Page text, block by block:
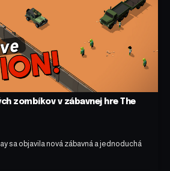
zombíkov v zábavnej hre The
sa objavila nová zábavná a jednoduchá